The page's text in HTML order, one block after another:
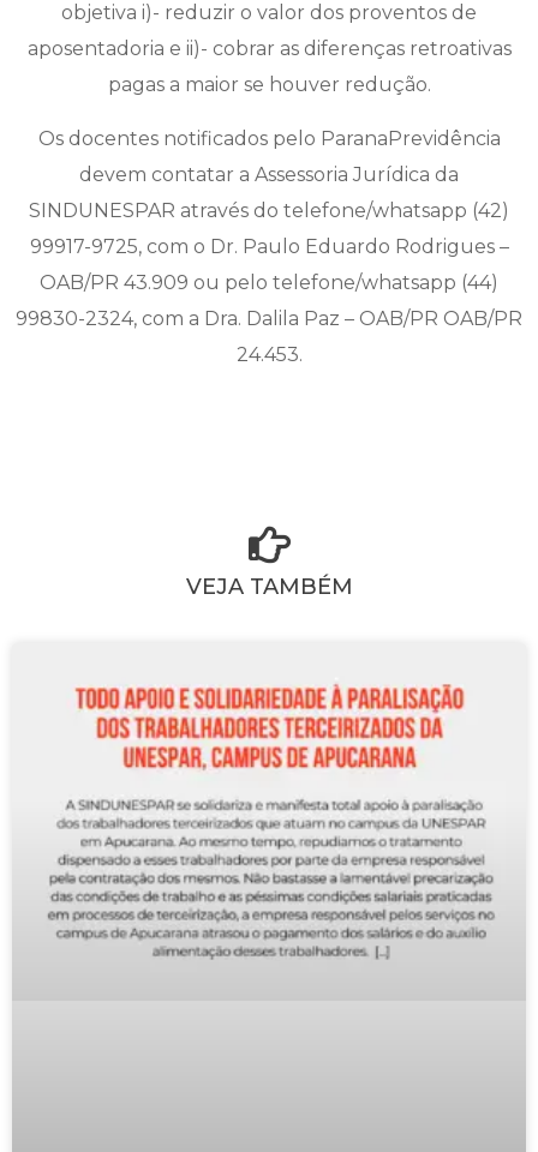
objetiva i)- reduzir o valor dos proventos de
aposentadoria e ii)- cobrar as diferenças retroativas
pagas a maior se houver redução.
Os docentes notificados pelo ParanaPrevidência
devem contatar a Assessoria Jurídica da
SINDUNESPAR através do telefone/whatsapp (42)
99917-9725, com o Dr. Paulo Eduardo Rodrigues –
OAB/PR 43.909 ou pelo telefone/whatsapp (44)
99830-2324, com a Dra. Dalila Paz – OAB/PR OAB/PR
24.453.
VEJA TAMBÉM